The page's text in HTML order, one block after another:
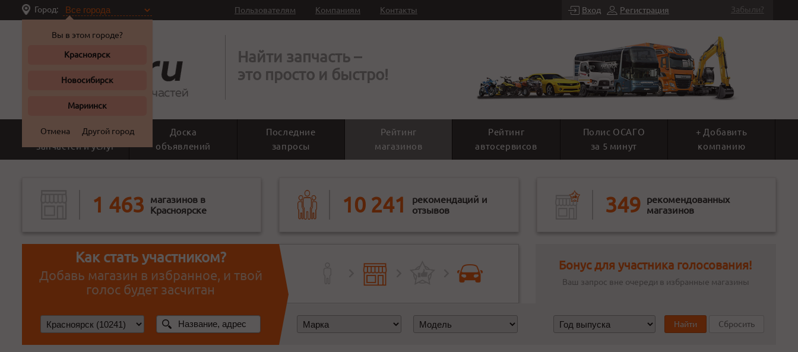
Город:
Вы в этом городе?
Красноярск
Новосибирск
Мариинск
Отмена Другой город
Пользователям Компаниям Контакты Вход Регистрация Забыли?
Найти запчасть –
это просто и быстро!
Поиск
запчастей и услуг
Доска
объявлений
Последние
запросы
Рейтинг
магазинов
Рейтинг
автосервисов
Полис ОСАГО
за 5 минут
+ Добавить
компанию
1 463
магазинов в
Красноярске
10 241
рекомендаций и
отзывов
349
рекомендованных
магазинов
Как стать участником?
Добавь магазин в избранное, и твой
голос будет засчитан
Бонус для участника голосования!
Ваш запрос вне очереди в избранные магазины
Найти Сбросить